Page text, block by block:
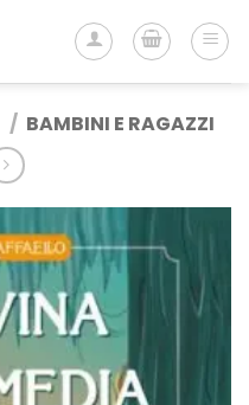
/ BAMBINI E RAGAZZI